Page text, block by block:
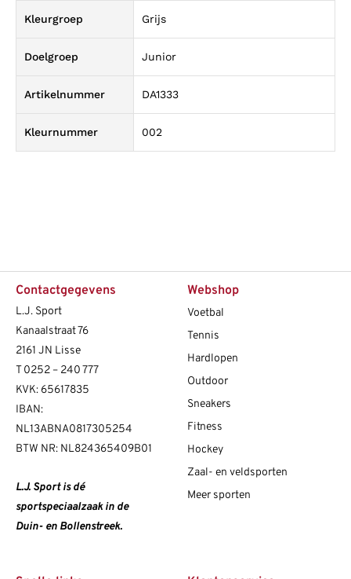
Kleurgroep Grijs
Doelgroep Junior
Artikelnummer DA1333
Kleurnummer 002
Contactgegevens
L.J. Sport
Kanaalstraat 76
2161 JN Lisse
T 0252 – 240 777
KVK: 65617835
IBAN:
NL13ABNA0817305254
BTW NR: NL824365409B01
L.J. Sport is dé
sportspeciaalzaak in de
Duin- en Bollenstreek.
Webshop
Voetbal
Tennis
Hardlopen
Outdoor
Sneakers
Fitness
Hockey
Zaal- en veldsporten
Meer sporten